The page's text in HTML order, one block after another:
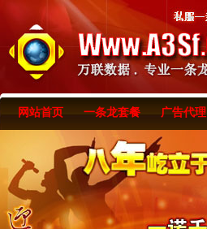
网站首页 一条龙套餐 广告代理